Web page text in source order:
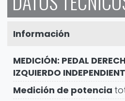
Información
MEDICIÓN: PEDAL
IZQUIERDO
Medición de potencia